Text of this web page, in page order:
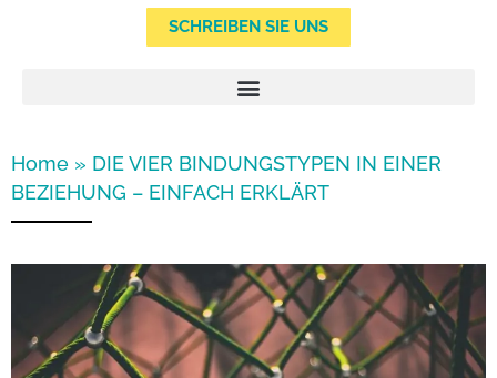
SCHREIBEN SIE UNS
Home » DIE VIER BINDUNGSTYPEN IN EINER
BEZIEHUNG – EINFACH ERKLÄRT